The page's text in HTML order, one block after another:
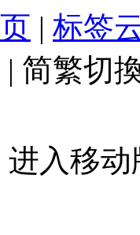
| 标签
| 简繁切
入移
】